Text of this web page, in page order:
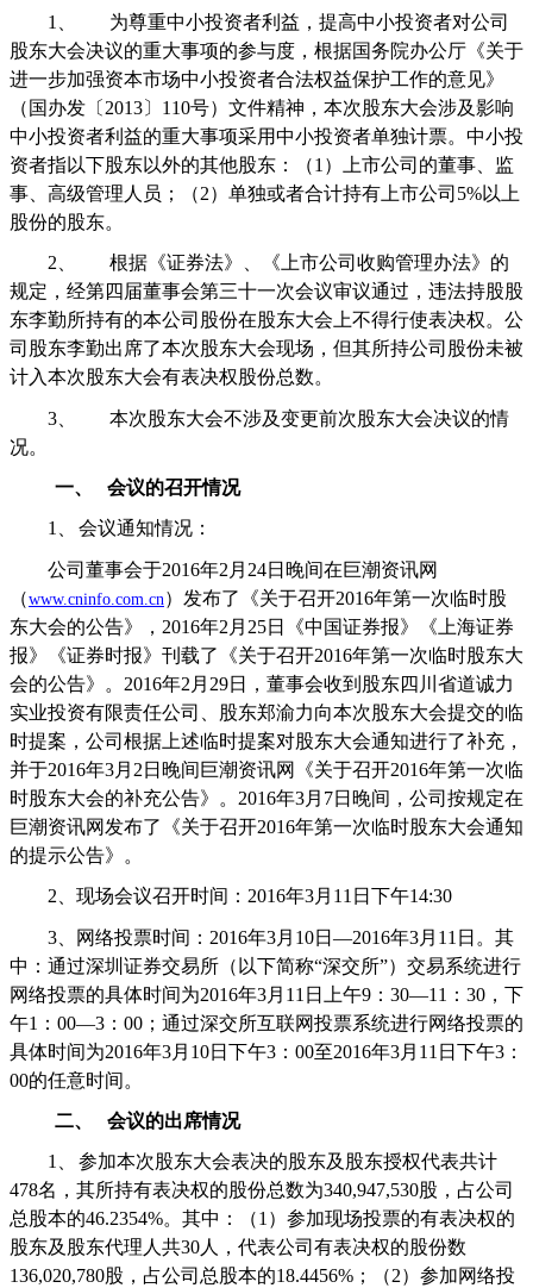
1、
为尊重中小投资者利益，提高中小投资者对公司
股东大会决议的重大事项的参与度，根据国务院办公厅《关于
进一步加强资本市场中小投资者合法权益保护工作的意见》
（国办发〔 2013〕 110号）文件精神，本次股东大会涉及影响
中小投资者利益的重大事项采用中小投资者单独计票。中小投
资者指以下股东以外的其他股东：（1 ）上市公司的董事、监
事、高级管理人员；（2）单独或者合计持有上市公司 5%以上
股份的股东。
2、
根据《证券法》、《上市公司收购管理办法》的
规定，经第四届董事会第三十一次会议审议通过，违法持股股
东李勤所持有的本公司股份在股东大会上不得行使表决权。公
司股东李勤出席了本次股东大会现场，但其所持公司股份未被
计入本次股东大会有表决权股份总数。
3、
本次股东大会不涉及变更前次股东大会决议的情
况。
一、 会议的召开情况
1、 会议通知情况：
公司董事会于2016年2 月 24日晚间在巨潮资讯网
（www.cninfo.com.cn ）发布了《关于召开2016年第一次临时股
东大会的公告》， 2016年2 月 25日《中国证券报》《上海证券
报》《证券时报》刊载了《关于召开2016年第一次临时股东大
会的公告》。 2016年2 月 29日，董事会收到股东四川省道诚力
实业投资有限责任公司、股东郑渝力向本次股东大会提交的临
时提案，公司根据上述临时提案对股东大会通知进行了补充，
并于2016年3月 2 日晚间巨潮资讯网《关于召开2016年第一次临
时股东大会的补充公告》。 2016年3月 7日晚间，公司按规定在
巨潮资讯网发布了《关于召开2016年第一次临时股东大会通知
的提示公告》。
2 、现场会议召开时间： 2016年3月 11 日下午14:30
3 、网络投票时间： 2016年3月 10日—2016年3月 11 日。其
中：通过深圳证券交易所（以下简称“深交所”）交易系统进行
网络投票的具体时间为2016年3月 11 日上午9 ： 30—11 ： 30 ，下
午1 ： 00—3 ： 00 ；通过深交所互联网投票系统进行网络投票的
具体时间为2016年3月 10日下午3 ： 00至2016年3月 11 日下午3 ：
00的任意时间。
二、 会议的出席情况
1、
参加本次股东大会表决的股东及股东授权代表共计
478名，其所持有表决权的股份总数为340,947,530股，占公司
总股本的46.2354%。其中：（1）参加现场投票的有表决权的
股东及股东代理人共30人，代表公司有表决权的股份数
136,020,780股，占公司总股本的18.4456% ；（2）参加网络投